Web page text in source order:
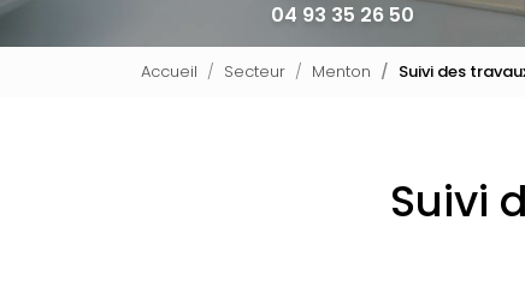
04 93 35 26 50
Accueil Secteur Menton Suivi des
Suivi